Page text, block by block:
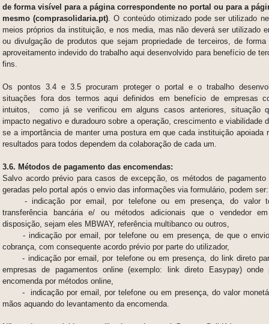
de forma visível para a página correspondente no portal ou para a
mesmo (comprasolidaria.pt) . O conteúdo otimizado pode ser utilizado
meios próprios da instituição, e nos media, mas não deverá ser utilizado
ou divulgação de produtos que sejam propriedade de terceiros, de
aproveitamento indevido do trabalho aqui desenvolvido para benefício de
fins.
Os pontos 3.4 e 3.5 procuram proteger o portal e o trabalho
situações fora dos termos aqui definidos em benefício de empresas
intuitos, como já se verificou em alguns casos anteriores, situação
impacto negativo e duradouro sobre a operação, crescimento e viabilidade
se a importância de manter uma postura em que cada instituição apoiada
resultados para todos dependem da colaboração de cada um.
3.6. Métodos de pagamento das encomendas:
Salvo acordo prévio para casos de excepção, os métodos de pagamento
geradas pelo portal após o envio das informações via formulário, podem ser:
- indicação por email, por telefone ou em presença, do valor
transferência bancária e/ ou métodos adicionais que o vendedor
disposição, sejam eles MBWAY, referência multibanco ou outros,
-indicação por email, por telefone ou em presença, de que o
cobrança, com consequente acordo prévio por parte do utilizador,
- indicação por email, por telefone ou em presença, do link direto
empresas de pagamentos online (exemplo: link direto Easypay) onde
encomenda por métodos online,
-indicação por email, por telefone ou em presença, do valor
mãos aquando do levantamento da encomenda.